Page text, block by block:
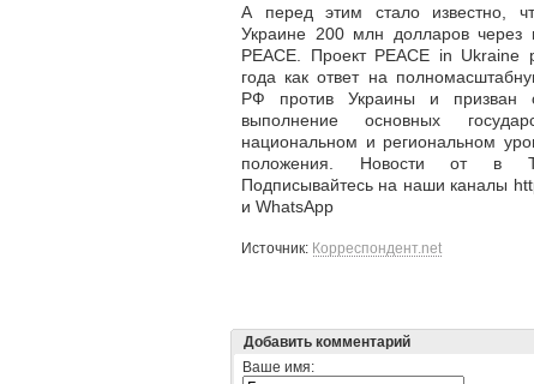
А перед этим стало известно,
Украине 200 млн долларов через
PEACE. Проект PEACE in Ukraine
года как ответ на
РФ против Украины и призван
выполнение основных
национальном и региональном
положения. Новости от в
Подписывайтесь на наши каналы
и WhatsApp
Источник: Корреспондент.net
Добавить комментарий
Ваше имя: